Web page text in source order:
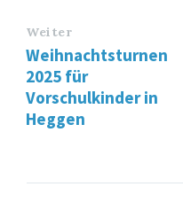
Weiter
Weihnachtsturnen
2025 für
Vorschulkinder in
Heggen